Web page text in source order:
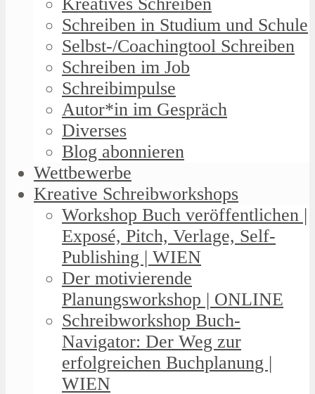
Schreiben in Studium und Schule
Selbst-/Coachingtool Schreiben
Schreiben im Job
Schreibimpulse
Autor*in im Gespräch
Diverses
Blog abonnieren
Wettbewerbe
Kreative Schreibworkshops
Workshop Buch veröffentlichen |
Exposé, Pitch, Verlage, Self-
Publishing | WIEN
Der motivierende
Planungsworkshop | ONLINE
Schreibworkshop Buch-
Navigator: Der Weg zur
erfolgreichen Buchplanung |
WIEN